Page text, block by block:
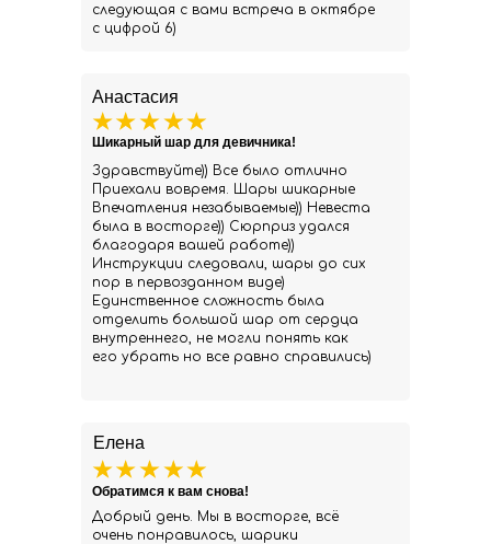
Елена
Добрый день. Мы в восторге, всё
очень понравилось, шарики
Обратимся к вам снова!
следующая с вами встреча в октябре
с цифрой 6)
Анастасия
Здравствуйте)) Все было отлично
Приехали вовремя. Шары шикарные
Впечатления незабываемые)) Невеста
была в восторге)) Сюрприз удался
благодаря вашей работе))
Инструкции следовали, шары до сих
пор в первозданном виде)
Единственное сложность была
отделить большой шар от сердца
внутреннего, не могли понять как
его убрать но все равно справились)
Шикарный шар для девичника!